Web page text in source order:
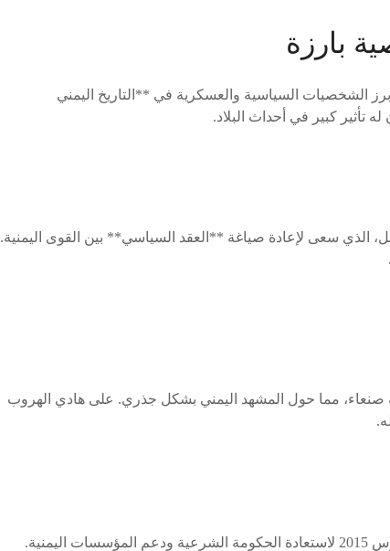
بارزة
الشخصيات السياسية والعسكرية في **التاريخ اليمني
تأثير كبير في أحداث البلاد.
الذي سعى لإعادة صياغة **العقد السياسي** بين القوى اليمنية.
العاصمة صنعاء، مما حول المشهد اليمني بشكل جذري. على هادي الهروب
أطلق التحالف العربي “عملية عاصفة الحزم” في مارس 2015 لاستعادة الحكومة الشرعية ودعم المؤسسات اليمنية.